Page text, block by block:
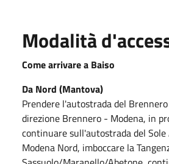
Modalità
Come arrivare a Baiso
Da Nord (Mantova)
Prendere l'autostrada del
direzione Brennero - Modena, in
continuare sull'autostrada del Sole
Modena Nord, imboccare la